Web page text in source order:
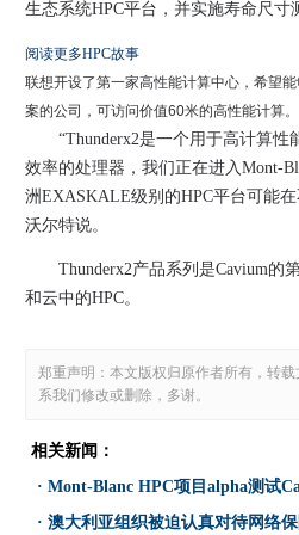
谷歌清关在java上的Oracle诉
CIO采访：Matt同龄人，
宏碁的Windows 10交换机混
陈旧的啤酒不再：这个应用程
数字转换在IT部门的平衡转移
Cisco表示，5G部署将解决新
Microsoft发布KB 3163207，
Amazon.com显示欧盟委员会
生态系统HPC平台，并实施寿命尺寸
阅读更多HPC故事
联想开设了第一家高性能计算中心，希望
案的公司，可访问价值60米的高性能计算。
“Thunderx2是一个用于高计算
效率的处理器，我们正在进入Mont-
洲EXASKALE级别的HPC平台可能
沃尔特说。
Thunderx2产品系列是Cavium的
和云中的HPC。
郑重声明：本文版权归原作者所有，转
系我们修改或删除，多谢。
相关新闻：
· Mont-Blanc HPC项目alpha测试
· 澳大利亚组织被迫认真对待网络